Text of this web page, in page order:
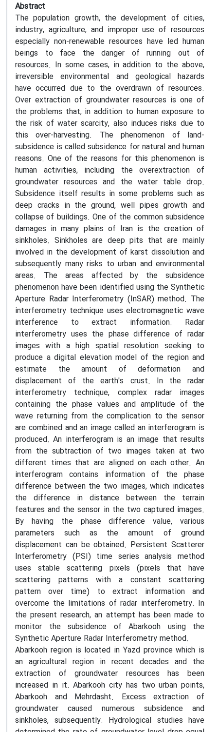
Abstract
The population growth, the development of cities,
industry, agriculture, and improper use of resources
especially non-renewable resources have led human
beings to face the danger of running out of
resources. In some cases, in addition to the above,
irreversible environmental and geological hazards
have occurred due to the overdrawn of resources.
Over extraction of groundwater resources is one of
the problems that, in addition to human exposure to
the risk of water scarcity, also induces risks due to
this over-harvesting. The phenomenon of land-
subsidence is called subsidence for natural and human
reasons. One of the reasons for this phenomenon is
human activities, including the overextraction of
groundwater resources and the water table drop.
Subsidence itself results in some problems such as
deep cracks in the ground, well pipes growth and
collapse of buildings. One of the common subsidence
damages in many plains of Iran is the creation of
sinkholes. Sinkholes are deep pits that are mainly
involved in the development of karst dissolution and
subsequently many risks to urban and environmental
areas. The areas affected by the subsidence
phenomenon have been identified using the Synthetic
Aperture Radar Interferometry (InSAR) method. The
interferometry technique uses electromagnetic wave
interference to extract information. Radar
interferometry uses the phase difference of radar
images with a high spatial resolution seeking to
produce a digital elevation model of the region and
estimate the amount of deformation and
displacement of the earth's crust. In the radar
interferometry technique, complex radar images
containing the phase values ​​and amplitude of the
wave returning from the complication to the sensor
are combined and an image called an interferogram is
produced. An interferogram is an image that results
from the subtraction of two images taken at two
different times that are aligned on each other. An
interferogram contains information of the phase
difference between the two images, which indicates
the difference in distance between the terrain
features and the sensor in the two captured images.
By having the phase difference value, various
parameters such as the amount of ground
displacement can be obtained. Persistent Scatterer
Interferometry (PSI) time series analysis method
uses stable scattering pixels (pixels that have
scattering patterns with a constant scattering
pattern over time) to extract information and
overcome the limitations of radar interferometry. In
the present research, an attempt has been made to
monitor the subsidence of Abarkooh using the
Synthetic Aperture Radar Interferometry method.
Abarkooh region is located in Yazd province which is
an agricultural region in recent decades and the
extraction of groundwater resources has been
increased in it. Abarkooh city has two urban points,
Abarkooh and Mehrdasht. Excess extraction of
groundwater caused numerous subsidence and
sinkholes, subsequently. Hydrological studies have